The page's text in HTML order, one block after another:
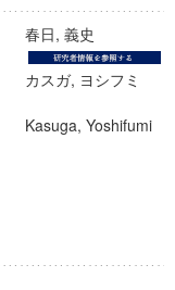
春日, 義史
カスガ, ヨシフミ
Kasuga, Yoshifumi